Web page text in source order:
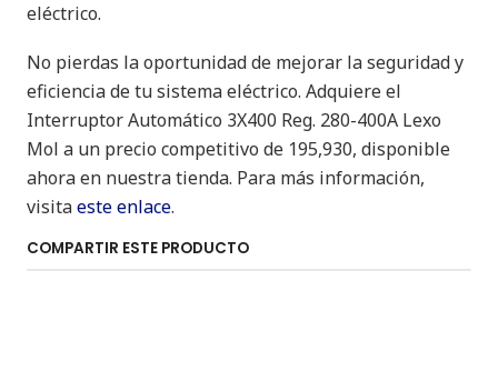
eléctrico.
No pierdas la oportunidad de mejorar la seguridad y
eficiencia de tu sistema eléctrico. Adquiere el
Interruptor Automático 3X400 Reg. 280-400A Lexo
Mol a un precio competitivo de 195,930, disponible
ahora en nuestra tienda. Para más información,
visitaeste enlace.
COMPARTIR ESTE PRODUCTO